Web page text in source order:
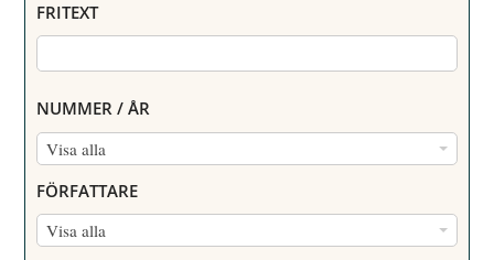
FRITEXT
NUMMER / ÅR
Visa alla
N
M
M
FÖRFATTARE
Visa alla